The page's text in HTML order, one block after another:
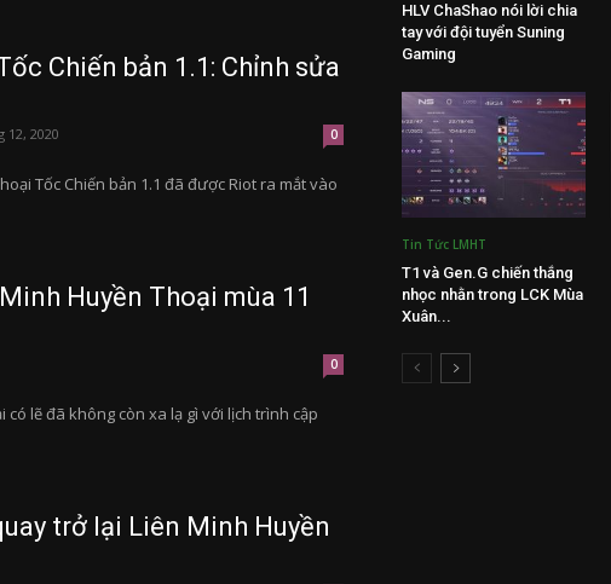
Chiến bản 1.1: Chỉnh sửa
12, 2020 0
Tốc Chiến bản 1.1 đã được Riot ra mắt vào
Huyền Thoại mùa 11
0
lẽ đã không còn xa lạ gì với lịch trình cập
trở lại Liên Minh Huyền
HLV ChaShao nói lời chia
tay với đội tuyển Suning
Gaming
Tin Tức LMHT
T1 và Gen.G chiến thắng
nhọc nhằn trong LCK Mùa
Xuân...